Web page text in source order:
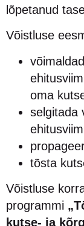
lõpetanud
Võistluse
oma
selgitada
tõsta
Võistluse
programmi
kutse- ja